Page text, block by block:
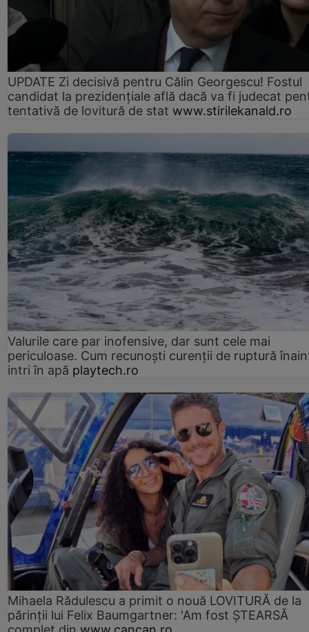
UPDATE Zi decisivă pentru Călin Georgescu! Fostul
candidat la prezidențiale află dacă va fi judecat
tentativă de lovitură de stat www.stirilekanald.ro
Valurile care par inofensive, dar sunt cele mai
periculoase. Cum recunoști curenții de ruptură
intri în apă playtech.ro
Mihaela Rădulescu a primit o nouă LOVITURĂ de la
părinții lui Felix Baumgartner: 'Am fost ȘTEARSĂ